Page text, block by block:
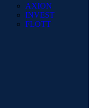
AXION
INVEST
FLOTT